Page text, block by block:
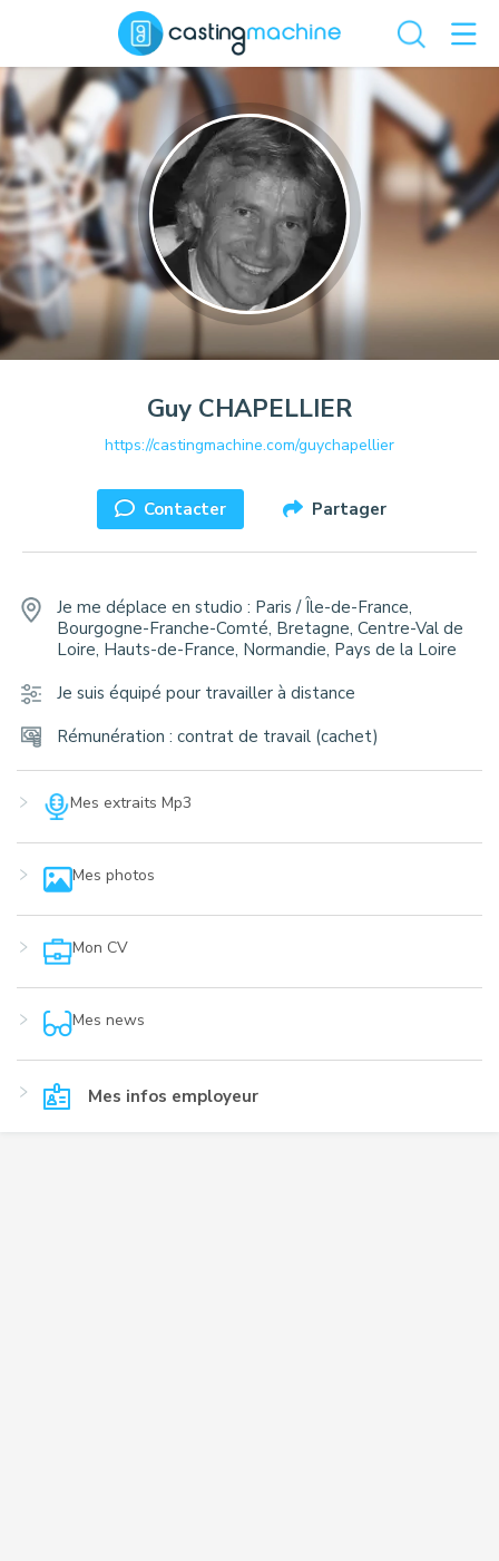
Guy CHAPELLIER
https://castingmachine.com/guychapellier
Contacter Partager
Je me déplace en studio : Paris / Île-de-France,
Bourgogne-Franche-Comté, Bretagne, Centre-Val de
Loire, Hauts-de-France, Normandie, Pays de la Loire
Je suis équipé pour travailler à distance
Rémunération : contrat de travail (cachet)
Mes extraits Mp3
Mes photos
Mon CV
Mes news
Mes infos employeur